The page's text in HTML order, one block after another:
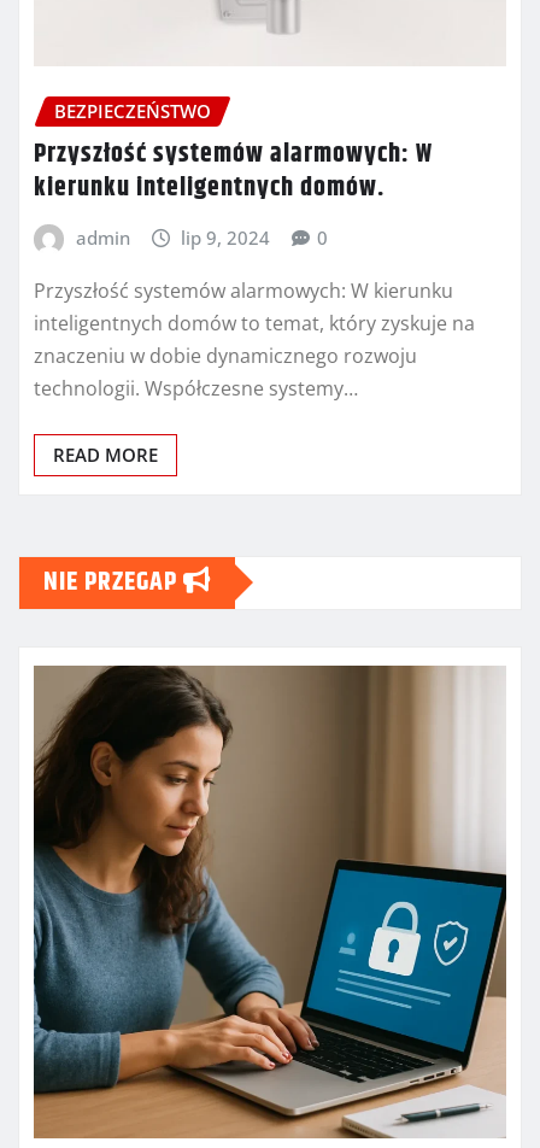
BEZPIECZEŃSTWO
Przyszłość systemów alarmowych: W
kierunku inteligentnych domów.
admin lip 9, 2024 0
Przyszłość systemów alarmowych: W kierunku
inteligentnych domów to temat, który zyskuje na
znaczeniu w dobie dynamicznego rozwoju
technologii. Współczesne systemy…
READ MORE
NIE PRZEGAP